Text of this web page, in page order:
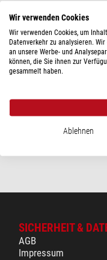
LIEFERBARKEIT
kurzfristig(1)
SICHERHEIT &
AGB
Impressum
Wir verwenden Cookies
Wir verwenden Cookies, um
Datenverkehr zu analysieren.
an unsere Werbe- und
können, die Sie ihnen zur
gesammelt haben.
Ablehnen